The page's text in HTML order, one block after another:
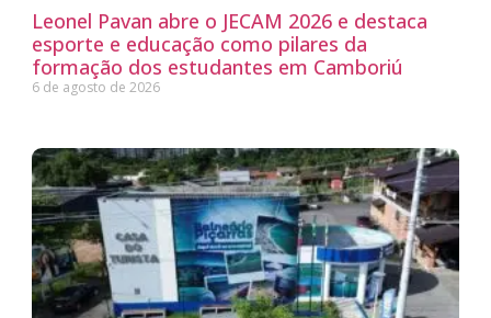
Leonel Pavan abre o JECAM 2026 e destaca
esporte e educação como pilares da
formação dos estudantes em Camboriú
6 de agosto de 2026